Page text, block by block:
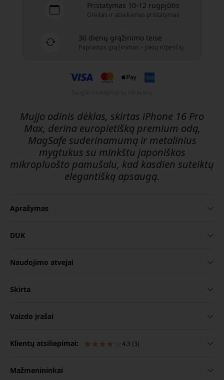
Pristatymas 10-12 rugpjūtis
Greitas ir atsekamas pristatymas
30 dienų grąžinimo teisė
Paprastas grąžinimas – jokių rūpesčių
Mujjo odinis dėklas, skirtas iPhone 16 Pro
Max, derina europietišką premium odą,
MagSafe suderinamumą ir metalinius
mygtukus su minkštu japoniškos
mikropluošto pamušalu, kad kasdien suteiktų
elegantišką apsaugą.
Aprašymas
DUK
Naudojimo atvejai
Skirta
Vaizdo įrašai
Klientų atsiliepimai: 4.3 (3)
Mažmenininkai